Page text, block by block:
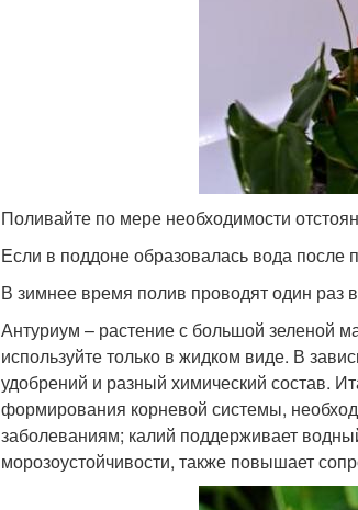
Поливайте по мере необходимости
Если в поддоне образовалась вода после
В зимнее время полив проводят один раз
Антуриум – растение с большой зеленой
используйте только в жидком виде. В
удобрений и разный химический состав.
формирования корневой системы,
заболеваниям; калий поддерживает
морозоустойчивости, также повышает